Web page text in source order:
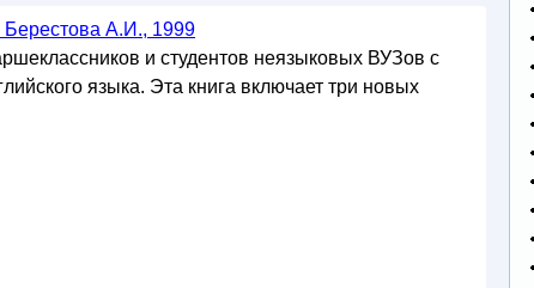
А.И., 1999
и студентов неязыковых ВУЗов с
языка. Эта книга включает три новых